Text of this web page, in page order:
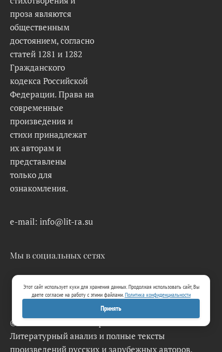
проза являются
общественным
достоянием, согласно
статей 1281 и 1282
Гражданского
кодекса Российской
Федерации. Права на
современные
произведения и
стихи принадлежат
их авторам и
представлены
только для
ознакомления.
e-mail: info@lit-ra.su
Мы в социальных сетях
© 2026 Lit-Ra.su. Электронная библиотека.
Литературный анализ и полные тексты
произведений русских и зарубежных авторов.
Этот сайт использует куки для хранения данных. Продолжая использовать сайт, Вы
даете согласие на работу с этими файлами.Политика конфиденциальности
Принять